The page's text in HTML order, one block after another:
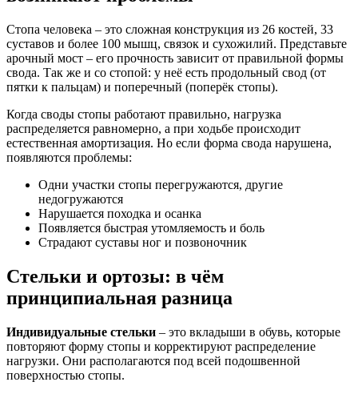
Стопа человека – это сложная конструкция из 26 костей, 33
суставов и более 100 мышц, связок и сухожилий. Представьте
арочный мост – его прочность зависит от правильной формы
свода. Так же и со стопой: у неё есть продольный свод (от
пятки к пальцам) и поперечный (поперёк стопы).
Когда своды стопы работают правильно, нагрузка
распределяется равномерно, а при ходьбе происходит
естественная амортизация. Но если форма свода нарушена,
появляются проблемы:
Одни участки стопы перегружаются, другие
недогружаются
Нарушается походка и осанка
Появляется быстрая утомляемость и боль
Страдают суставы ног и позвоночник
Стельки и ортозы: в чём
принципиальная разница
Индивидуальные стельки – это вкладыши в обувь, которые
повторяют форму стопы и корректируют распределение
нагрузки. Они располагаются под всей подошвенной
поверхностью стопы.